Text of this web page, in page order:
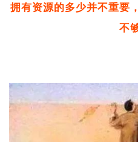
拥有资源的多少并不重要
不